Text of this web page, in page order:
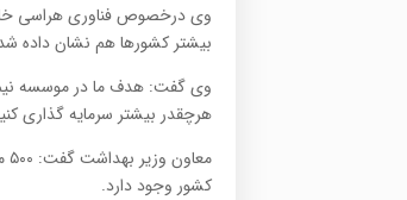
وی درخصوص فناوری هراسی
بیشتر کشورها هم نشان داده
وی گفت: هدف ما در موسسه
هرچقدر بیشتر سرمایه گذاری
کشور وجود دارد.